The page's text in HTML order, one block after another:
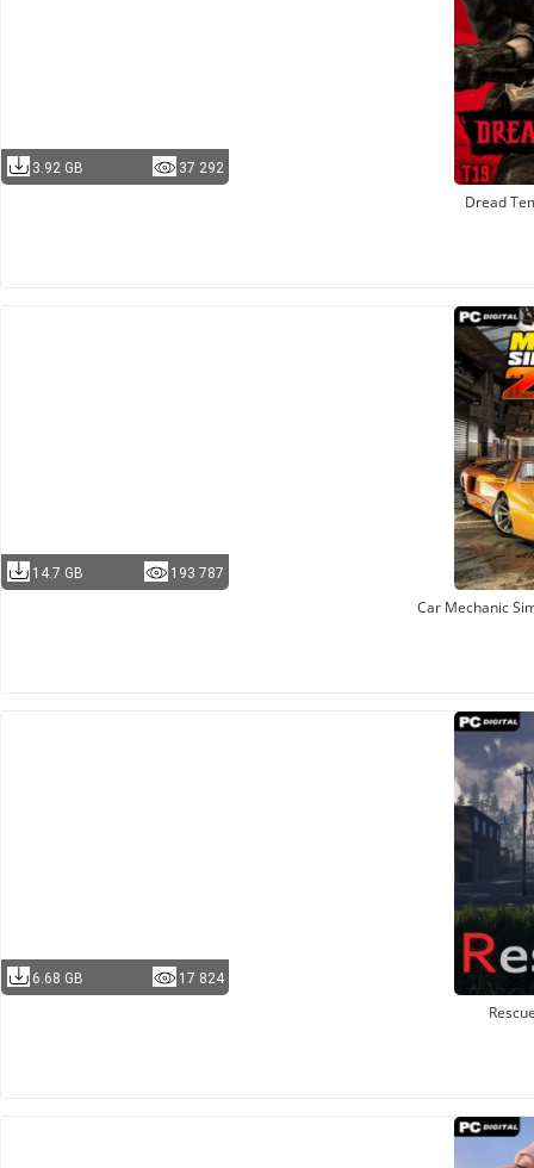
3.92 GB 37 292
Dread
14.7 GB 193 787
Car Mechanic
6.68 GB 17 824